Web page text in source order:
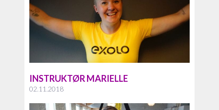
INSTRUKTØR MARIELLE
02.11.2018